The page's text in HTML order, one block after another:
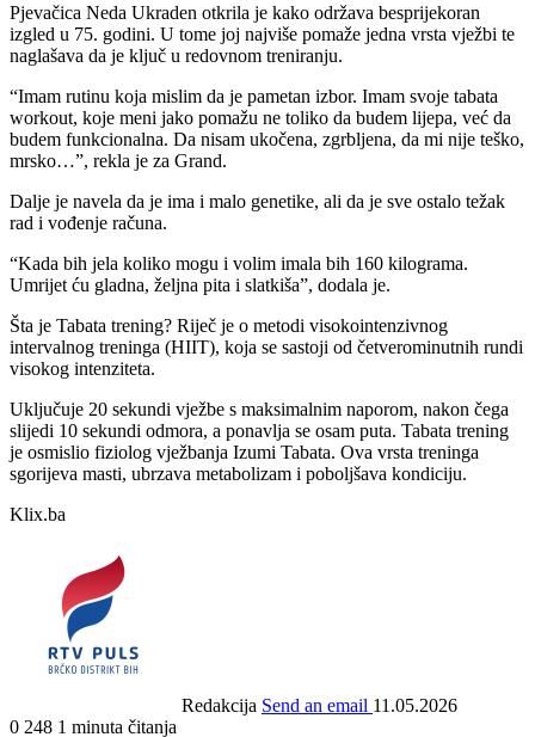
Pjevačica Neda Ukraden otkrila je kako održava besprijekoran
izgled u 75. godini. U tome joj najviše pomaže jedna vrsta vježbi te
naglašava da je ključ u redovnom treniranju.
“Imam rutinu koja mislim da je pametan izbor. Imam svoje tabata
workout, koje meni jako pomažu ne toliko da budem lijepa, već da
budem funkcionalna. Da nisam ukočena, zgrbljena, da mi nije teško,
mrsko…”, rekla je za Grand.
Dalje je navela da je ima i malo genetike, ali da je sve ostalo težak
rad i vođenje računa.
“Kada bih jela koliko mogu i volim imala bih 160 kilograma.
Umrijet ću gladna, željna pita i slatkiša”, dodala je.
Šta je Tabata trening? Riječ je o metodi visokointenzivnog
intervalnog treninga (HIIT), koja se sastoji od četverominutnih rundi
visokog intenziteta.
Uključuje 20 sekundi vježbe s maksimalnim naporom, nakon čega
slijedi 10 sekundi odmora, a ponavlja se osam puta. Tabata trening
je osmislio fiziolog vježbanja Izumi Tabata. Ova vrsta treninga
sgorijeva masti, ubrzava metabolizam i poboljšava kondiciju.
Klix.ba
Redakcija Send an email 11.05.2026
0 248 1 minuta čitanja